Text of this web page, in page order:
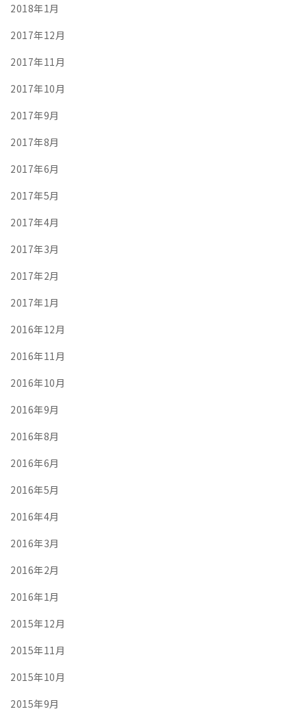
2018年1月
2017年12月
2017年11月
2017年10月
2017年9月
2017年8月
2017年6月
2017年5月
2017年4月
2017年3月
2017年2月
2017年1月
2016年12月
2016年11月
2016年10月
2016年9月
2016年8月
2016年6月
2016年5月
2016年4月
2016年3月
2016年2月
2016年1月
2015年12月
2015年11月
2015年10月
2015年9月